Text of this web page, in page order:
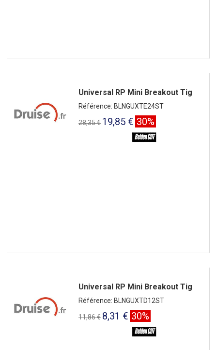
Universal RP Mini Breakout Tig
Référence: BLNGUXTE24ST
28,35 € 19,85 € 30%
Universal RP Mini Breakout Tig
Référence: BLNGUXTD12ST
11,86 € 8,31 € 30%